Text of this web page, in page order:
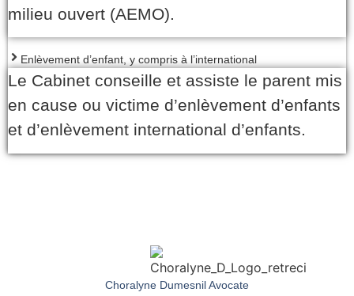
milieu ouvert (AEMO).
Enlèvement d’enfant, y compris à l’international
Le Cabinet conseille et assiste le parent mis
en cause ou victime d’enlèvement d’enfants
et d’enlèvement international d’enfants.
Choralyne Dumesnil Avocate